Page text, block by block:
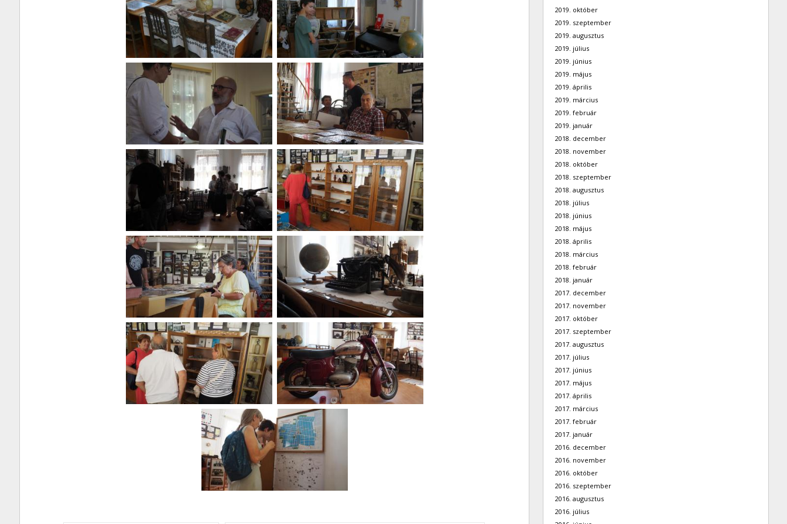
2019. október
2019. szeptember
2019. augusztus
2019. július
2019. június
2019. május
2019. április
2019. március
2019. február
2019. január
2018. december
2018. november
2018. október
2018. szeptember
2018. augusztus
2018. július
2018. június
2018. május
2018. április
2018. március
2018. február
2018. január
2017. december
2017. november
2017. október
2017. szeptember
2017. augusztus
2017. július
2017. június
2017. május
2017. április
2017. március
2017. február
2017. január
2016. december
2016. november
2016. október
2016. szeptember
2016. augusztus
2016. július